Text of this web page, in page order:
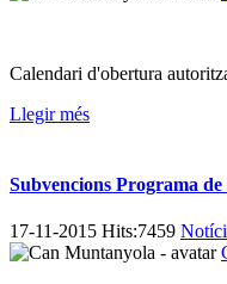
Calendari d'obertura
Llegir més
Subvencions Programa
17-11-2015 Hits:7459